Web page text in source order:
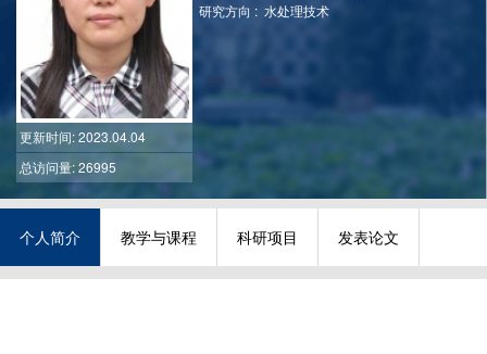
更新时间: 2023.04.04
总访问量: 26995
研究方向 : 水处理技术
个人简介 教学与课程 科研项目 发表论文